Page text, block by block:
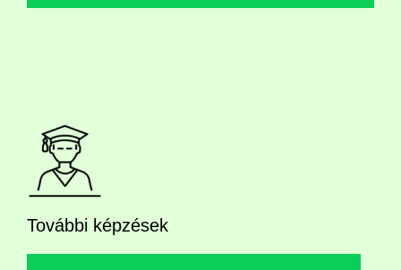
További képzések